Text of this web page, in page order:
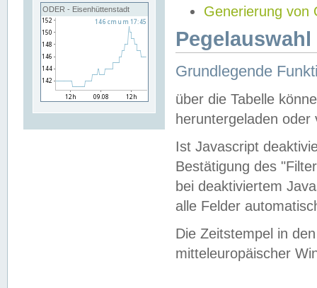
ODER - Eisenhüttenstadt
Generierung von
Grundlegende
über die Tabelle
heruntergeladen oder
Ist Javascript
Bestätigung des
bei deaktiviertem
alle Felder
Die Zeitstempel in
mitteleuropäischer